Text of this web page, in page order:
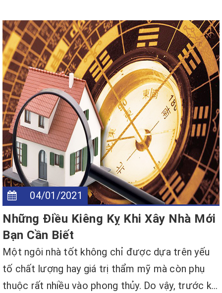
04/01/2021
Những Điều Kiêng Kỵ Khi Xây Nhà Mới
Bạn Cần Biết
Một ngôi nhà tốt không chỉ được dựa trên yếu
tố chất lượng hay giá trị thẩm mỹ mà còn phụ
thuộc rất nhiều vào phong thủy. Do vậy, trước k...